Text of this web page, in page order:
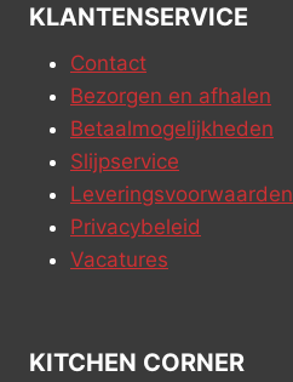
KLANTENSERVICE
Contact
Bezorgen en afhalen
Betaalmogelijkheden
Slijpservice
Leveringsvoorwaarden
Privacybeleid
Vacatures
KITCHEN CORNER